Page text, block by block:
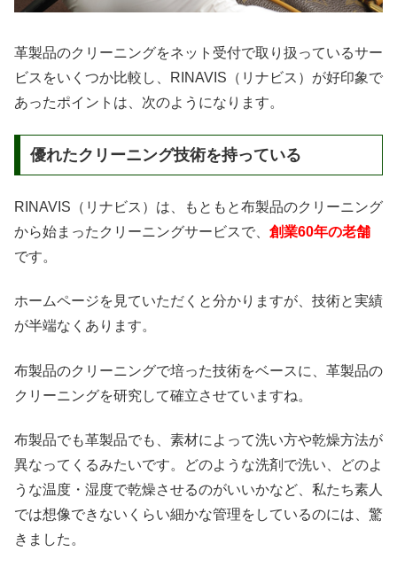
革製品のクリーニングをネット受付で取り扱っているサー
ビスをいくつか比較し、RINAVIS（リナビス）が好印象で
あったポイントは、次のようになります。
優れたクリーニング技術を持っている
RINAVIS（リナビス）は、もともと布製品のクリーニング
から始まったクリーニングサービスで、 創業60年の老舗
です。
ホームページを見ていただくと分かりますが、技術と実績
が半端なくあります。
布製品のクリーニングで培った技術をベースに、革製品の
クリーニングを研究して確立させていますね。
布製品でも革製品でも、素材によって洗い方や乾燥方法が
異なってくるみたいです。どのような洗剤で洗い、どのよ
うな温度・湿度で乾燥させるのがいいかなど、私たち素人
では想像できないくらい細かな管理をしているのには、驚
きました。